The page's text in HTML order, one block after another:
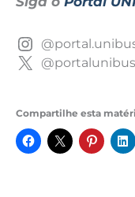
@portalunibus
Compartilhe esta